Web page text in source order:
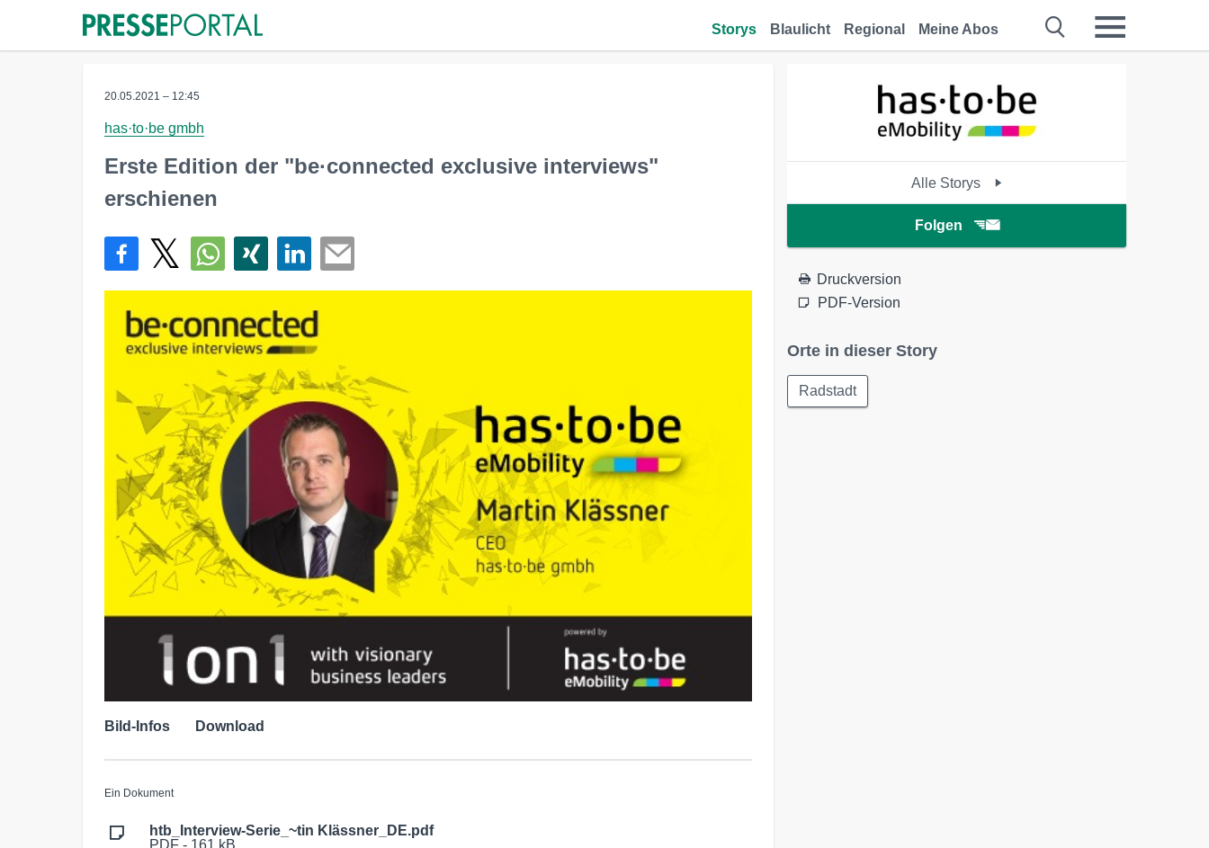
Storys Blaulicht Regional Meine Abos
20.05.2021 – 12:45
has·to·be gmbh
Erste Edition der "be·connected exclusive interviews"
erschienen
Bild-Infos Download
Ein Dokument
htb_Interview-Serie_~tin Klässner_DE.pdf
PDF - 161 kB
Alle Storys
Folgen
Druckversion
PDF-Version
Orte in dieser Story
Radstadt